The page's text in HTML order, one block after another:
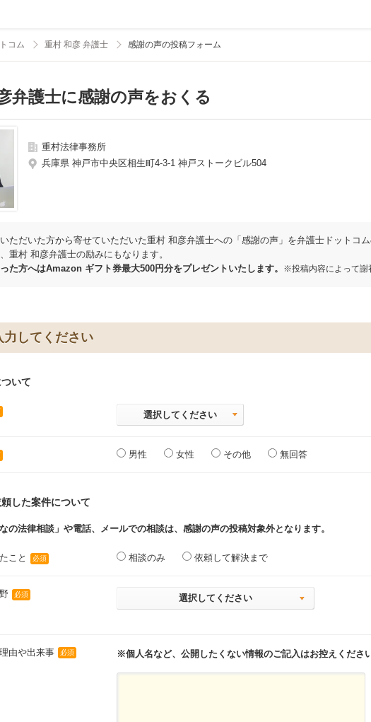
コム 重村 和彦 弁護士 感謝の声の投稿フォーム
弁護士に感謝の声をおくる
重村法律事務所
兵庫県 神戸市中央区相生町4-3-1 神戸ストークビル504
ただいた方から寄せていただいた重村 和彦弁護士への「感謝の声」を弁護士ドットコ
重村 和彦弁護士の励みにもなります。
た方へはAmazon ギフト券最大500円分をプレゼントいたします。
※投稿内容によって謝
力してください
いて
選択してください
男性 女性 その他 無回答
した案件について
の法律相談」や電話、メールでの相談は、感謝の声の投稿対象外となります。
こと 必須 相談のみ 依頼して解決まで
必須 選択してください
由や出来事 必須 ※個人名など、公開したくない情報のご記入はお控えください